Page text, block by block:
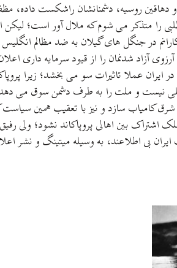
و دهاقین روسیه، دشمنانشان راشکست
را متذکر می شوم که ملال آور است؛
در جنگل های گیلان به ضد مظالم
آرزوی آزاد شدنمان را از قیود سرمایه داری
ایران عملا تاثیرات سو می بخشد؛ زیرا
نیست و ملت را به طرف دشمن سوق می
کامیاب سازد و نیز با تعقیب همین
اشتراک بین اهالی پروپاکاند نشود؛ ولی
بی اطلاعند، به وسیله میتینگ و نشر